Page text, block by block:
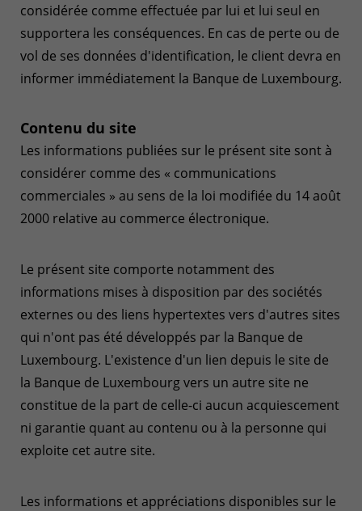
considérée comme effectuée par lui et lui seul en
supportera les conséquences. En cas de perte ou de
vol de ses données d'identification, le client devra en
informer immédiatement la Banque de Luxembourg.
Contenu du site
Les informations publiées sur le présent site sont à
considérer comme des « communications
commerciales » au sens de la loi modifiée du 14 août
2000 relative au commerce électronique.
Le présent site comporte notamment des
informations mises à disposition par des sociétés
externes ou des liens hypertextes vers d'autres sites
qui n'ont pas été développés par la Banque de
Luxembourg. L'existence d'un lien depuis le site de
la Banque de Luxembourg vers un autre site ne
constitue de la part de celle-ci aucun acquiescement
ni garantie quant au contenu ou à la personne qui
exploite cet autre site.
Les informations et appréciations disponibles sur le